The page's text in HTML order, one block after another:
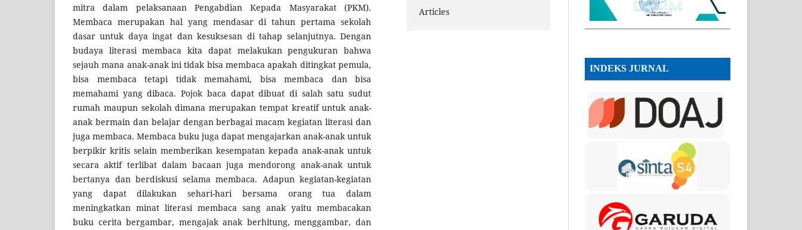
mitra dalam pelaksanaan Pengabdian Kepada Masyarakat (PKM).
Membaca merupakan hal yang mendasar di tahun pertama sekolah
dasar untuk daya ingat dan kesuksesan di tahap selanjutnya. Dengan
budaya literasi membaca kita dapat melakukan pengukuran bahwa
sejauh mana anak-anak ini tidak bisa membaca apakah ditingkat pemula,
bisa membaca tetapi tidak memahami, bisa membaca dan bisa
memahami yang dibaca. Pojok baca dapat dibuat di salah satu sudut
rumah maupun sekolah dimana merupakan tempat kreatif untuk anak-
anak bermain dan belajar dengan berbagai macam kegiatan literasi dan
juga membaca. Membaca buku juga dapat mengajarkan anak-anak untuk
berpikir kritis selain memberikan kesempatan kepada anak-anak untuk
secara aktif terlibat dalam bacaan juga mendorong anak-anak untuk
bertanya dan berdiskusi selama membaca. Adapun kegiatan-kegiatan
yang dapat dilakukan sehari-hari bersama orang tua dalam
meningkatkan minat literasi membaca sang anak yaitu membacakan
buku cerita bergambar, mengajak anak berhitung, menggambar, dan
Articles
INDEKS JURNAL